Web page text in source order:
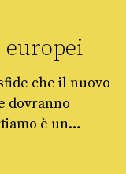
che il nuovo
dovranno
è un
di